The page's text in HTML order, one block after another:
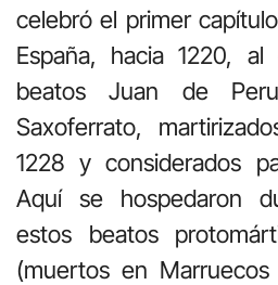
celebró el primer
España, hacia 1220,
beatos Juan de
Saxoferrato,
1228 y considerados
Aquí se hospedaron
estos beatos
(muertos en